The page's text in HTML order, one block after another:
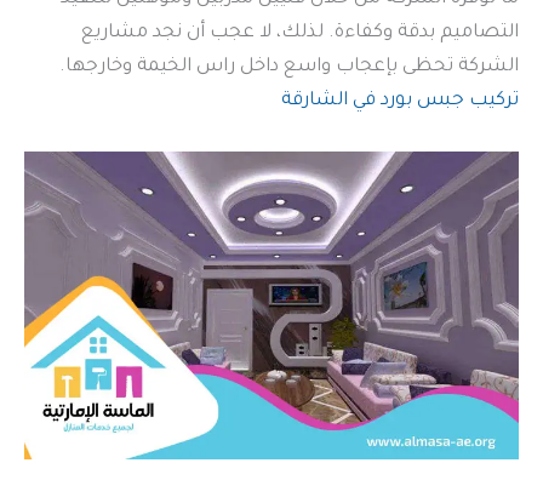
التصاميم بدقة وكفاءة. لذلك، لا عجب أن نجد مشاريع
الشركة تحظى بإعجاب واسع داخل راس الخيمة وخارجها.
تركيب جبس بورد في الشارقة